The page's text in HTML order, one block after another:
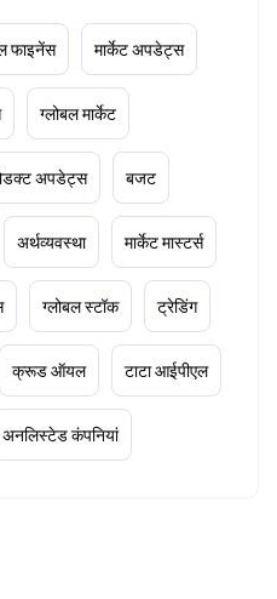
फाइनेंस मार्केट अपडेट्स
ग्लोबल मार्केट
अपडेट्स बजट
अर्थव्यवस्था मार्केट मास्टर्स
ग्लोबल स्टॉक ट्रेडिंग
क्रूड ऑयल टाटा आईपीएल
अनलिस्टेड कंपनियां